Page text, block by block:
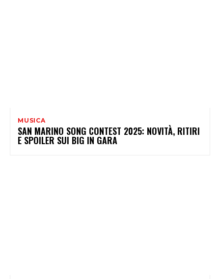
MUSICA
SAN MARINO SONG CONTEST 2025: NOVITÀ, RITIRI
E SPOILER SUI BIG IN GARA